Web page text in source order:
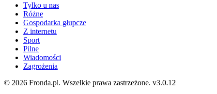
Tylko u nas
Różne
Gospodarka głupcze
Z internetu
Sport
Pilne
Wiadomości
Zagrożenia
© 2026 Fronda.pl. Wszelkie prawa zastrzeżone. v3.0.12